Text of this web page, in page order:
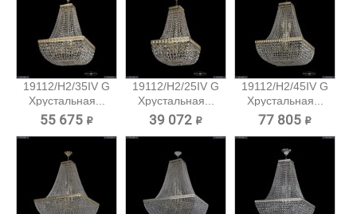
19112/H2/35IV G
Хрустальная...
55 675 ₽
19112/H2/25IV G
Хрустальная...
39 072 ₽
19112/H2/45IV G
Хрустальная...
77 805 ₽